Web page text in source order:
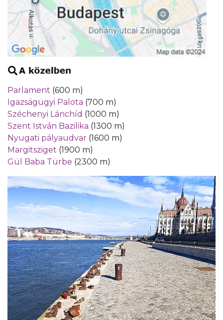
Parlament (600 m)
Igazságügyi Palota (700 m)
Széchenyi Lánchíd (1000 m)
Szent István Bazilika (1300 m)
Nyugati pályaudvar (1600 m)
Margitsziget (1900 m)
Gül Baba Türbe (2300 m)